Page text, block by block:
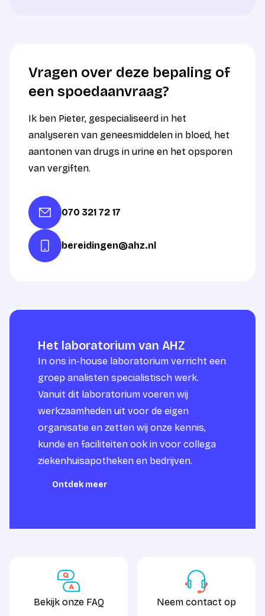
Vragen over deze bepaling of
een spoedaanvraag?
Ik ben Pieter, gespecialiseerd in het
analyseren van geneesmiddelen in bloed, het
aantonen van drugs in urine en het opsporen
van vergiften.
070 321 72 17
bereidingen@ahz.nl
Het laboratorium van AHZ
In ons in-house laboratorium verricht een
groep analisten specialistisch werk.
Vanuit dit laboratorium voeren wij
werkzaamheden uit voor de eigen
organisatie en zetten wij onze kennis,
kunde en faciliteiten ook in voor collega
ziekenhuisapotheken en bedrijven.
Ontdek meer
Bekijk onze FAQ Neem contact op